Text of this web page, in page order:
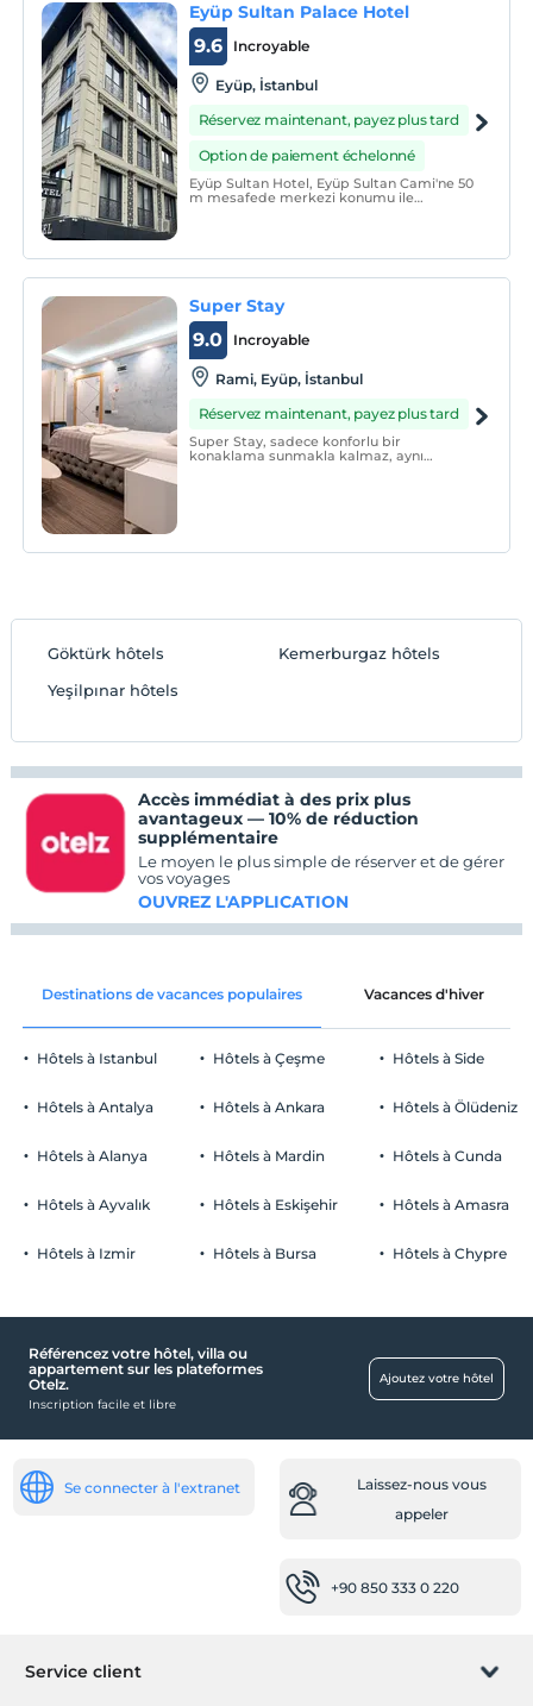
Eyüp Sultan Palace Hotel
Incroyable
9.6
Eyüp, İstanbul
Réservez maintenant, payez plus tard
Option de paiement échelonné
Eyüp Sultan Hotel, Eyüp Sultan Cami'ne 50
m mesafede merkezi konumu ile
Super Stay
Incroyable
9.0
Rami, Eyüp, İstanbul
Réservez maintenant, payez plus tard
Super Stay, sadece konforlu bir
konaklama sunmakla kalmaz, aynı
Göktürk hôtels
Kemerburgaz hôtels
Yeşilpınar hôtels
Accès immédiat à des prix plus
avantageux — 10% de réduction
supplémentaire
Le moyen le plus simple de réserver et de gérer
vos voyages
OUVREZ L'APPLICATION
Destinations de vacances populaires Vacances d'hiver
Hôtels à Istanbul
Hôtels à Antalya
Hôtels à Alanya
Hôtels à Ayvalık
Hôtels à Izmir
Hôtels à Çeşme
Hôtels à Ankara
Hôtels à Mardin
Hôtels à Eskişehir
Hôtels à Bursa
Hôtels à Side
Hôtels à Ölüdeniz
Hôtels à Cunda
Hôtels à Amasra
Hôtels à Chypre
Référencez votre hôtel, villa ou
appartement sur les plateformes
Otelz.
Inscription facile et libre
Ajoutez votre hôtel
Se connecter à l'extranet
Laissez-nous vous
appeler
+90 850 333 0 220
Service client